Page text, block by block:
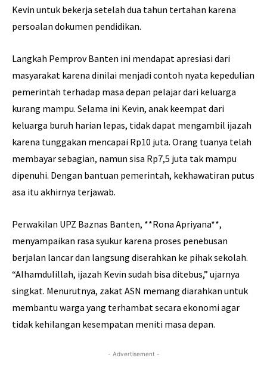
Kevin untuk bekerja setelah dua tahun tertahan karena
persoalan dokumen pendidikan.
Langkah Pemprov Banten ini mendapat apresiasi dari
masyarakat karena dinilai menjadi contoh nyata kepedulian
pemerintah terhadap masa depan pelajar dari keluarga
kurang mampu. Selama ini Kevin, anak keempat dari
keluarga buruh harian lepas, tidak dapat mengambil ijazah
karena tunggakan mencapai Rp10 juta. Orang tuanya telah
membayar sebagian, namun sisa Rp7,5 juta tak mampu
dipenuhi. Dengan bantuan pemerintah, kekhawatiran putus
asa itu akhirnya terjawab.
Perwakilan UPZ Baznas Banten, **Rona Apriyana**,
menyampaikan rasa syukur karena proses penebusan
berjalan lancar dan langsung diserahkan ke pihak sekolah.
“Alhamdulillah, ijazah Kevin sudah bisa ditebus,” ujarnya
singkat. Menurutnya, zakat ASN memang diarahkan untuk
membantu warga yang terhambat secara ekonomi agar
tidak kehilangan kesempatan meniti masa depan.
- Advertisement -